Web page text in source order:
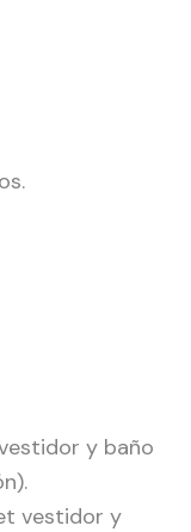
y baño
vestidor y